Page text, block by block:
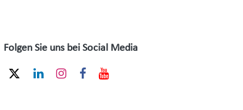
Folgen Sie uns bei Social Media